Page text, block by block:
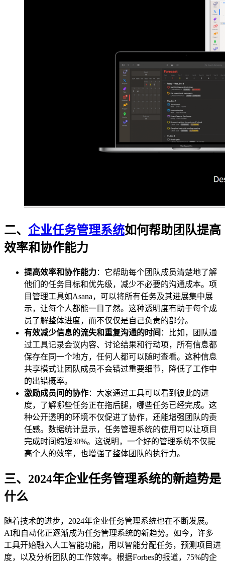
二、 企业任务管理系统如何帮助团队提高
效率和协作能力
提高效率和协作能力：它帮助每个团队成员清楚地了解
他们的任务目标和优先级，减少不必要的沟通成本。项
目管理工具如Asana，可以将所有任务及其进展集中展
示，让每个人都能一目了然。这种透明度有助于每个成
员了解整体进度，而不仅仅是自己负责的部分。
有效减少信息的流失和重复沟通的时间 ：比如，团队通
过工具记录会议内容、讨论结果和行动项，所有信息都
保存在同一个地方，任何人都可以随时查看。这种信息
共享模式让团队成员不会错过重要细节，降低了工作中
的出错概率。
激励成员间的协作：大家通过工具可以看到彼此的进
度，了解哪些任务正在拖后腿，哪些任务已经完成。这
种公开透明的环境不仅促进了协作，还能增强团队的责
任感。数据统计显示，任务管理系统的使用可以让项目
完成时间缩短30%。这说明，一个好的管理系统不仅提
高个人的效率，也增强了整体团队的执行力。
三、2024年企业任务管理系统的新趋势是
什么
随着技术的进步，2024年企业任务管理系统也在不断发展。
AI和自动化正逐渐成为任务管理系统的新趋势。如今，许多
工具开始融入人工智能功能，用以智能分配任务，预测项目进
度，以及分析团队的工作效率。根据Forbes的报道，75%的企